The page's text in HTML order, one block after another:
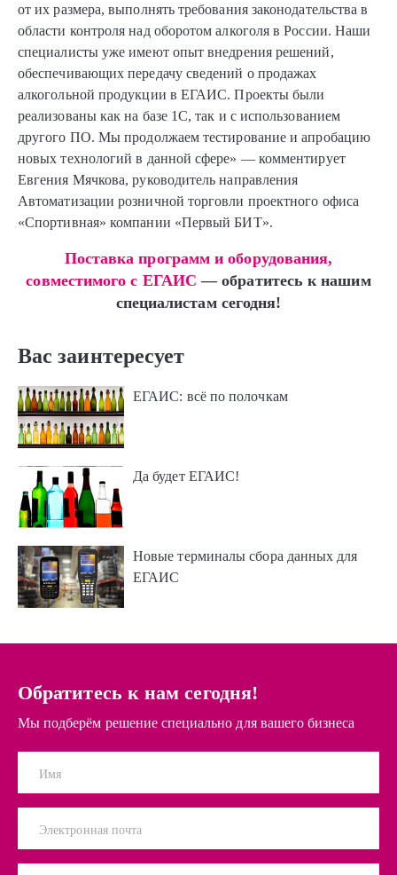
от их размера, выполнять требования законодательства в
области контроля над оборотом алкоголя в России. Наши
специалисты уже имеют опыт внедрения решений,
обеспечивающих передачу сведений о продажах
алкогольной продукции в ЕГАИС. Проекты были
реализованы как на базе 1С, так и с использованием
другого ПО. Мы продолжаем тестирование и апробацию
новых технологий в данной сфере» — комментирует
Евгения Мячкова, руководитель направления
Автоматизации розничной торговли проектного офиса
«Спортивная» компании «Первый БИТ».
Поставка программ и оборудования,
совместимого с ЕГАИС — обратитесь к нашим
специалистам сегодня!
Вас заинтересует
ЕГАИС: всё по полочкам
Да будет ЕГАИС!
Новые терминалы сбора данных для
ЕГАИС
Обратитесь к нам сегодня!
Мы подберём решение специально для вашего бизнеса
Имя
Электронная почта